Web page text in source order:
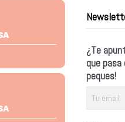
¿Te
que
peques!